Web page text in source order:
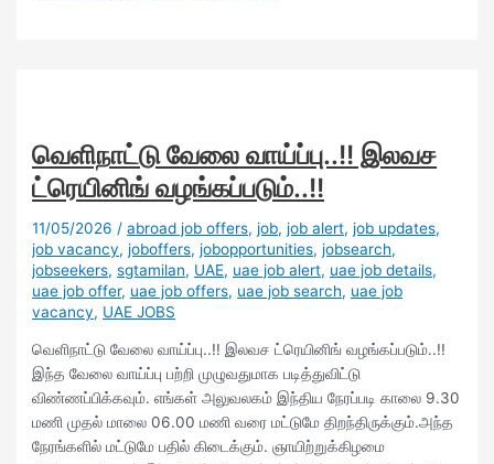
வெளிநாட்டு வேலை வாய்ப்பு..!! இலவச
ட்ரெயினிங் வழங்கப்படும்..!!
11/05/2026 /abroad job offers,job,job alert,job updates,
job vacancy,joboffers,jobopportunities,jobsearch,
jobseekers,sgtamilan, UAE, uae job alert, uae job details,
uae job offer, uae job offers, uae job search, uae job
vacancy, UAE JOBS
வெளிநாட்டு வேலை வாய்ப்பு..!! இலவச ட்ரெயினிங் வழங்கப்படும்..!!
இந்த வேலை வாய்ப்பு பற்றி முழுவதுமாக படித்துவிட்டு
விண்ணப்பிக்கவும். எங்கள் அலுவலகம் இந்திய நேரப்படி காலை 9.30
மணி முதல் மாலை 06.00 மணி வரை மட்டுமே திறந்திருக்கும்.அந்த
நேரங்களில் மட்டுமே பதில் கிடைக்கும். ஞாயிற்றுக்கிழமை